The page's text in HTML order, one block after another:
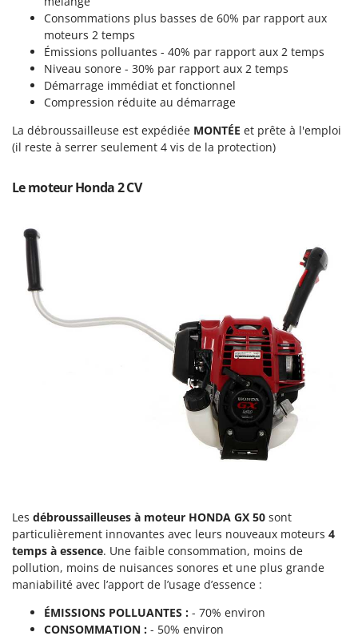
Motofaucheuses
Motopompes pour irrigation
Moulins à céréales électriques
Moulins à farine
N
Nettoyeurs et Balais à vapeur
Nettoyeurs tapis, moquettes et tapisseries
Pétrins à Spirale
Piscines
Planteuses de pommes de terre pour tracteur
Plateaux de coupe pour tracteur
Pompes d'irrigation à tracteur
Poussoirs à saucisse
Presses à pellets
Pressoirs à fruits
Pressoirs à Raisin
Ferroni
Ferrua
FIAC
FIEM
Fimar
FINI
Fiskars
Francini
Girmi
GRAEF
Gre
GreenBay
Greenworks
Consommations plus basses de 60% par rapport aux
moteurs 2 temps
Émissions polluantes - 40% par rapport aux 2 temps
Niveau sonore - 30% par rapport aux 2 temps
Démarrage immédiat et fonctionnel
Compression réduite au démarrage
La débroussailleuse est expédiée MONTÉE et prête à l'emploi
(il reste à serrer seulement 4 vis de la protection)
Le moteur Honda 2 CV
Les débroussailleuses à moteur HONDA GX 50 sont
particulièrement innovantes avec leurs nouveaux moteurs 4
temps à essence. Une faible consommation, moins de
pollution, moins de nuisances sonores et une plus grande
maniabilité avec l’apport de l’usage d’essence :
ÉMISSIONS POLLUANTES : - 70% environ
CONSOMMATION : - 50% environ